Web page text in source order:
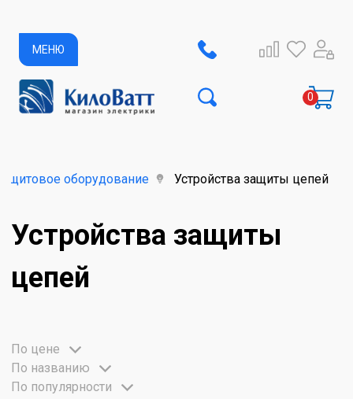
МЕНЮ
оборудование Устройства защиты цепей
Устройства защиты
цепей
По цене
По названию
По популярности